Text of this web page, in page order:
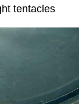
tentacles